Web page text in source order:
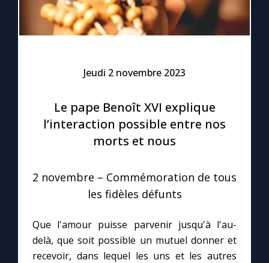
La chaîne Youtube
Le compte Tiktok
Questions-réponses
Jeudi 2 novembre 2023
Le pape Benoît XVI explique
l’interaction possible entre nos
morts et nous
2 novembre – Commémoration de tous
les fidèles défunts
Que l'amour puisse parvenir jusqu'à l'au-
delà, que soit possible un mutuel donner et
recevoir, dans lequel les uns et les autres